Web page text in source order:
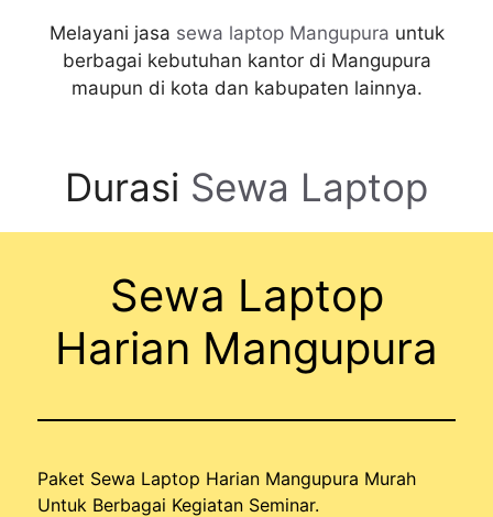
Melayani jasa sewa laptop Mangupura untuk
berbagai kebutuhan kantor di Mangupura
maupun di kota dan kabupaten lainnya.
Durasi Sewa Laptop
Sewa Laptop
Harian Mangupura
Paket Sewa Laptop Harian Mangupura Murah
Untuk Berbagai Kegiatan Seminar.